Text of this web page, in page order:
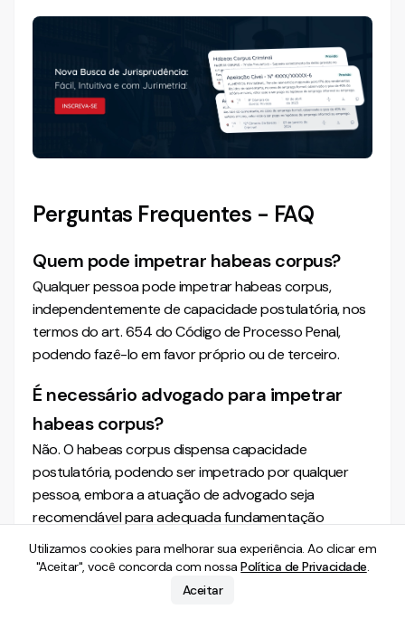
Perguntas Frequentes - FAQ
Quem pode impetrar habeas corpus?
Qualquer pessoa pode impetrar habeas corpus,
independentemente de capacidade postulatória, nos
termos do art. 654 do Código de Processo Penal,
podendo fazê-lo em favor próprio ou de terceiro.
É necessário advogado para impetrar
habeas corpus?
Não. O habeas corpus dispensa capacidade
postulatória, podendo ser impetrado por qualquer
pessoa, embora a atuação de advogado seja
recomendável para adequada fundamentação
técnica.
Habeas corpus substitui recurso?
Utilizamos cookies para melhorar sua experiência. Ao clicar em
"Aceitar", você concorda com nossa Política de Privacidade.
Aceitar